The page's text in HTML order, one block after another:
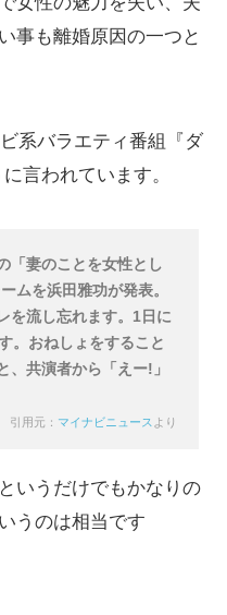
事も離婚原因の一つと
系バラエティ番組『ダ
言われています。
「妻のことを女性とし
ムを浜田雅功が発表。
を流し忘れます。1日に
。おねしょをすること
、共演者から「えー!」
引用元： マイナビニュース より
いうだけでもかなりの
うのは相当です